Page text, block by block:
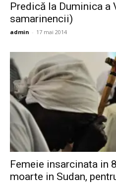
Predică la Duminica a
samarinencii)
admin - 17 mai 2014
Femeie insarcinata in
moarte in Sudan,